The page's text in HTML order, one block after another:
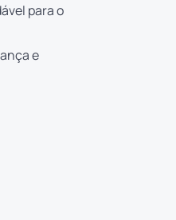
para o
e